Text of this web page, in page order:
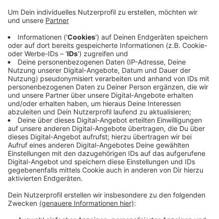
Anzeige
Laut den Stadtwerken Krefeld finden jetzt während
der Herbstferien umfangreiche Gleisbauarbeiten auf
der St.-Anton-Straße statt. Deshalb sind auf der
Strecke der 041 Busse statt der Bahnen unterwegs.
Die Linie 041 fällt also komplett aus - die Ersatzbusse
fahren teilweise nur bis zum Krelder Hauptbahnhof. Ab
dem 28.10. fährt die Linie wieder normal. Wann welcher
Bus wie fährt, haben die SWK in der App und online in
der Fahrplanauskunfthinterlegt.
Anzeige